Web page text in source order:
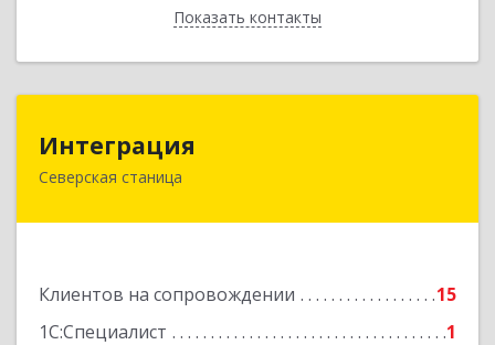
Показать контакты
Назад
Интеграция
Северская станица
Клиентов на сопровождении
15
1С:Специалист
1
353240, Краснодарский край, Северская ст-ца,